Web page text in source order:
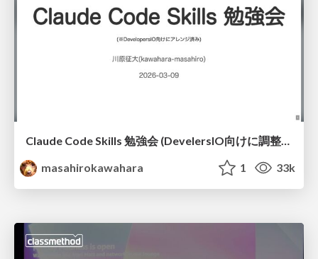
Claude Code Skills 勉強会 (DevelersIO向けに調整済み) / claude code skills for devio
masahirokawahara
1 33k